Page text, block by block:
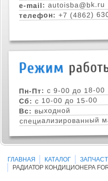
e-mail: autoisba@bk.ru
телефон: +7 (4862)
Пн-Пт: с 9-00 до 18-00
Сб: с 10-00 до 15-00
Вс: выходной
специализированный
ГЛАВНАЯ КАТАЛОГ
РАДИАТОР КОНДИЦИОНЕРА